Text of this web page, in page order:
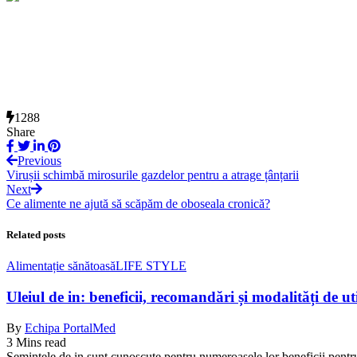
1288
Share
Previous
Virușii schimbă mirosurile gazdelor pentru a atrage țânțarii
Next
Ce alimente ne ajută să scăpăm de oboseala cronică?
Related posts
Alimentație sănătoasăLIFE STYLE
Uleiul de in: beneficii, recomandări și modalități de
By Echipa PortalMed
3 Mins read